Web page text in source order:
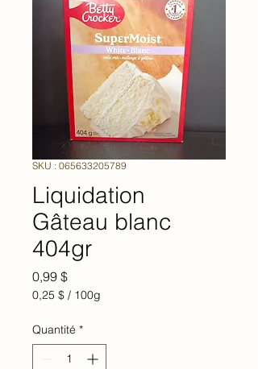
SKU : 065633205789
Liquidation
Gâteau blanc
404gr
0,99 $Prix
0,25 $ / 100g
pour
100
Grammes
Quantité *